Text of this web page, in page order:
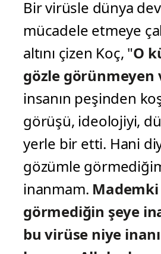
Bir virüsle dünya
mücadele etmeye
altını çizen Koç, "O
gözle görünmeyen
insanın peşinden
görüşü, ideolojiyi,
yerle bir etti. Hani
gözümle
inanmam. Mademki
görmediğin şeye
bu virüse niye